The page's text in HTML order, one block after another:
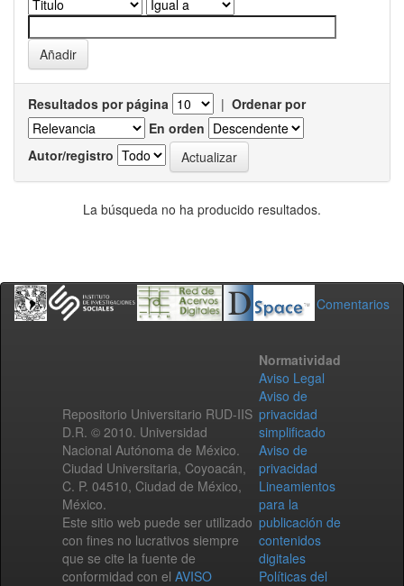
Resultados por página | Ordenar por
En orden
Autor/registro
La búsqueda no ha producido resultados.
Comentarios
Repositorio Universitario RUD-IIS
D.R. © 2010. Universidad
Nacional Autónoma de México.
Ciudad Universitaria, Coyoacán,
C. P. 04510, Ciudad de México,
México.
Este sitio web puede ser utilizado
con fines no lucrativos siempre
que se cite la fuente de
conformidad con el AVISO
Normatividad
Aviso Legal
Aviso de
privacidad
simplificado
Aviso de
privacidad
Lineamientos
para la
publicación de
contenidos
digitales
Políticas del